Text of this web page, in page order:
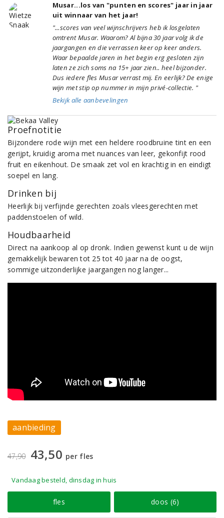
Musar...los van "punten en scores" jaar in jaar
uit winnaar van het jaar!
"...scores van veel wijnschrijvers heb ik losgelaten
omtrent Musar. Waarom? Al bijna 30 jaar volg ik de
jaargangen en die verrassen keer op keer anders.
Waar bepaalde jaren in het begin erg gesloten zijn
laten ze zich soms na 15+ jaar zien.. heel bijzonder.
Dus iedere fles Musar verrast mij. En eerlijk? De enige
wijn met stip op nummer in mijn privé-collectie. "
Bekijk alle aanbevelingen
Proefnotitie
Bijzondere rode wijn met een heldere roodbruine tint en een
gerijpt, kruidig aroma met nuances van leer, gekonfijt rood
fruit en eikenhout. De smaak zet vol en krachtig in en eindigt
soepel en lang.
Drinken bij
Heerlijk bij verfijnde gerechten zoals vleesgerechten met
paddenstoelen of wild.
Houdbaarheid
Direct na aankoop al op dronk. Indien gewenst kunt u de wijn
gemakkelijk bewaren tot 25 tot 40 jaar na de oogst,
sommige uitzonderlijke jaargangen nog langer...
aanbieding
47,90 43,50 per fles
Vandaag besteld, dinsdag in huis
fles doos (6)